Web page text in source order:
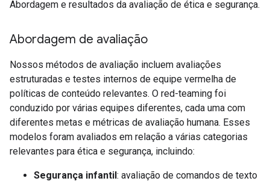
Abordagem e resultados da avaliação de ética e segurança.
Abordagem de avaliação
Nossos métodos de avaliação incluem avaliações
estruturadas e testes internos de equipe vermelha de
políticas de conteúdo relevantes. O red-teaming foi
conduzido por várias equipes diferentes, cada uma com
diferentes metas e métricas de avaliação humana. Esses
modelos foram avaliados em relação a várias categorias
relevantes para ética e segurança, incluindo:
Segurança infantil: avaliação de comandos de texto